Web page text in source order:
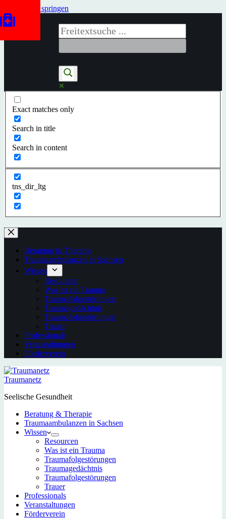
Zum Inhalt springen
Exact matches only
Search in title
Search in content
tns_dir_ltg
Beratung & Therapie
Traumaambulanzen in Sachsen
Wissen
Resourcen
Was ist ein Trauma
Traumafolgestörungen
Traumagedächtnis
Traumafolgestörungen
Trauer
Professionals
Veranstaltungen
Förderverein
Traumanetz
Seelische Gesundheit
Beratung & Therapie
Traumaambulanzen in Sachsen
Wissen
Resourcen
Was ist ein Trauma
Traumafolgestörungen
Traumagedächtnis
Traumafolgestörungen
Trauer
Professionals
Veranstaltungen
Förderverein